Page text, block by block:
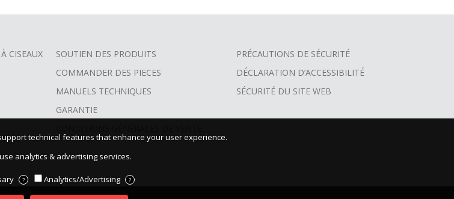
CISEAUX
SOUTIEN DES PRODUITS
COMMANDER DES PIECES
MANUELS TECHNIQUES
GARANTIE
PRÉCAUTIONS DE SÉCURITÉ
DÉCLARATION D’ACCESSIBILITÉ
SÉCURITÉ DU SITE WEB
technical features that enhance your user experience.
analytics & advertising services.
? Analytics/Advertising ?